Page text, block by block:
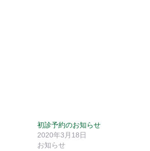
初診予約のお知らせ
2020年3月18日
お知らせ